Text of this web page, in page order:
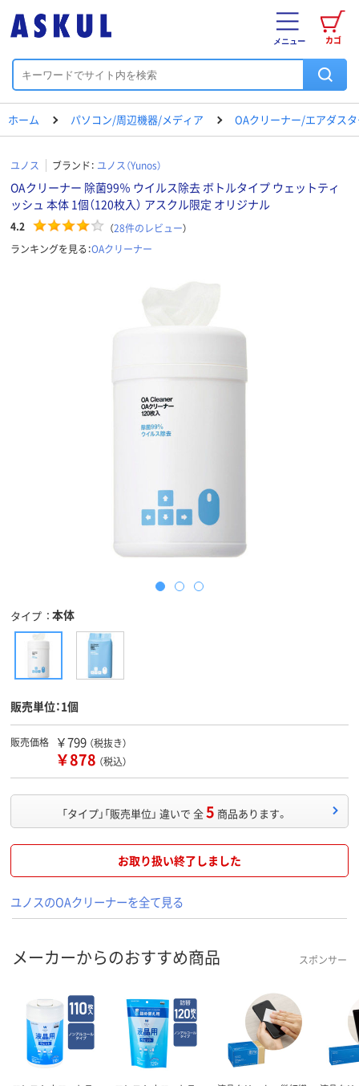
カゴ
メニュー
ホーム パソコン/周辺機器/メディア OAクリーナー/エアダス
ユノス ブランド： ユノス（Yunos）
OAクリーナー 除菌99％ ウイルス除去 ボトルタイプ ウェットティ
ッシュ 本体 1個（120枚入） アスクル限定 オリジナル
4.2 （28件のレビュー）
ランキングを見る：OAクリーナー
タイプ 本体
販売単位：1個
販売価格 ￥799 （税抜き）
￥878 （税込）
「タイプ」「販売単位」 違いで 全5 商品あります。
お取り扱い終了しました
ユノスのOAクリーナーを全て見る
メーカーからのおすすめ商品 スポンサー